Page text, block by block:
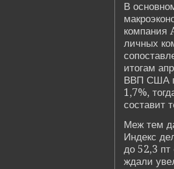
В
компания
личных
итогам
ВВП США
1,7%,
составит
Меж тем
Инде­кс
до 52,3 пт
ждали